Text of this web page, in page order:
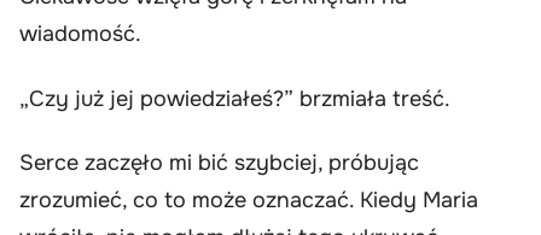
wiadomość.
„Czy już jej powiedziałeś?” brzmiała treść.
Serce zaczęło mi bić szybciej, próbując
zrozumieć, co to może oznaczać. Kiedy Maria